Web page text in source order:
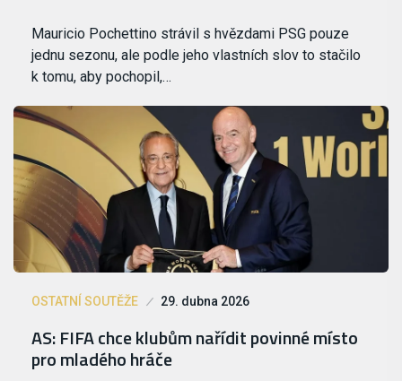
Mauricio Pochettino strávil s hvězdami PSG pouze
jednu sezonu, ale podle jeho vlastních slov to stačilo
k tomu, aby pochopil,…
OSTATNÍ SOUTĚŽE 29. dubna 2026
AS: FIFA chce klubům nařídit povinné místo
pro mladého hráče